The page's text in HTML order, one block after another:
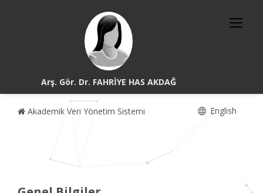
Arş. Gör. Dr. FAHRİYE HAS AKDAĞ
Akademik Veri Yönetim Sistemi English